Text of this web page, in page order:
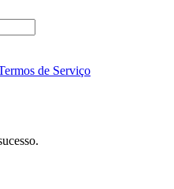
de Serviço